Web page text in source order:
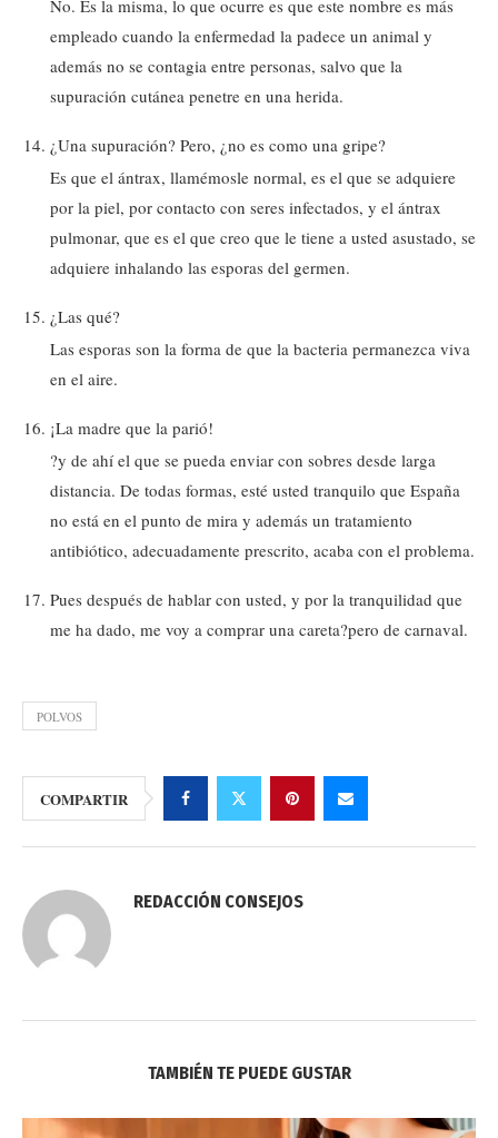
No. Es la misma, lo que ocurre es que este nombre es más
empleado cuando la enfermedad la padece un animal y
además no se contagia entre personas, salvo que la
supuración cutánea penetre en una herida.
¿Una supuración? Pero, ¿no es como una gripe?
Es que el ántrax, llamémosle normal, es el que se adquiere
por la piel, por contacto con seres infectados, y el ántrax
pulmonar, que es el que creo que le tiene a usted asustado, se
adquiere inhalando las esporas del germen.
¿Las qué?
Las esporas son la forma de que la bacteria permanezca viva
en el aire.
¡La madre que la parió!
?y de ahí el que se pueda enviar con sobres desde larga
distancia. De todas formas, esté usted tranquilo que España
no está en el punto de mira y además un tratamiento
antibiótico, adecuadamente prescrito, acaba con el problema.
Pues después de hablar con usted, y por la tranquilidad que
me ha dado, me voy a comprar una careta?pero de carnaval.
POLVOS
COMPARTIR
REDACCIÓN CONSEJOS
TAMBIÉN TE PUEDE GUSTAR